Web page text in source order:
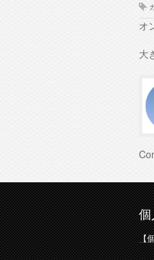
オ
大
個
【